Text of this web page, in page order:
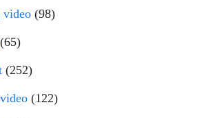
video (98)
(65)
(252)
(122)